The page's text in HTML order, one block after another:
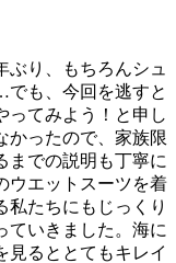
り、もちろんシュ
も、今回を逃すと
ってみよう！と申し
かったので、家族限
までの説明も丁寧に
ウエットスーツを着
私たちにもじっくり
ていきました。海に
見るととてもキレイ